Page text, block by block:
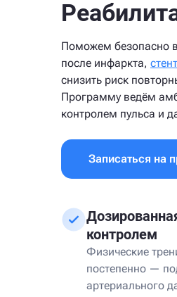
Поможем безопасно
после инфаркта,
снизить риск
Программу ведём
контролем пульса и
Записаться на
контролем
Физические
постепенно —
артериального